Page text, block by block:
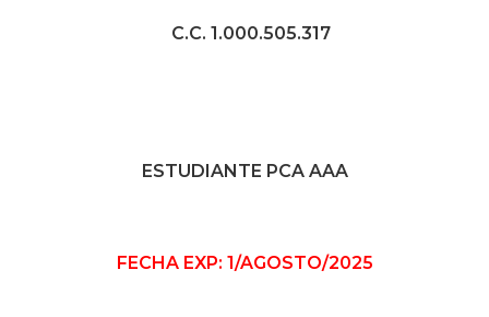
C.C. 1.000.505.317
ESTUDIANTE PCA AAA
FECHA EXP: 1/AGOSTO/2025